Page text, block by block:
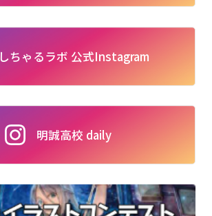
しちゃるラボ 公式Instagram
明誠高校 daily